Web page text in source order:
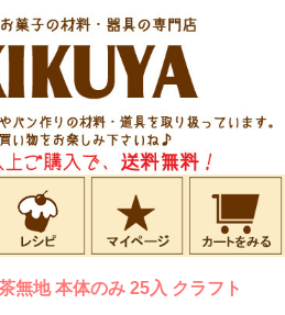
無地 本体のみ 25入 クラフト